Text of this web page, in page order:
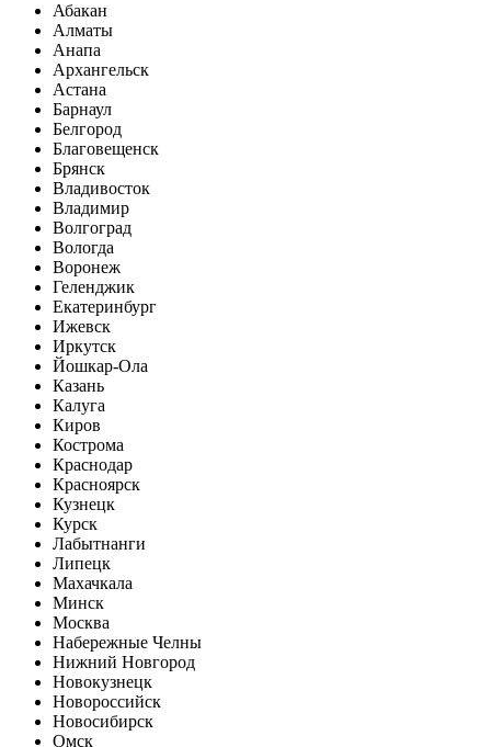
Абакан
Алматы
Анапа
Архангельск
Астана
Барнаул
Белгород
Благовещенск
Брянск
Владивосток
Владимир
Волгоград
Вологда
Воронеж
Геленджик
Екатеринбург
Ижевск
Иркутск
Йошкар-Ола
Казань
Калуга
Киров
Кострома
Краснодар
Красноярск
Кузнецк
Курск
Лабытнанги
Липецк
Махачкала
Минск
Москва
Набережные Челны
Нижний Новгород
Новокузнецк
Новороссийск
Новосибирск
Омск